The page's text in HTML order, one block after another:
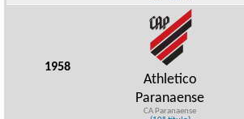
1958
Athletico
Paranaense
CA Paranaense